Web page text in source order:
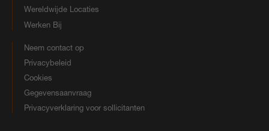
Wereldwijde Locaties
Werken Bij
Neem contact op
Privacybeleid
Cookies
Gegevensaanvraag
Privacyverklaring voor sollicitanten